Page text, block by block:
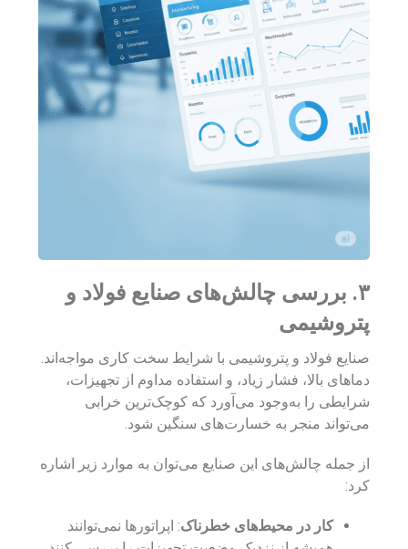
۳. بررسی چالش‌های صنایع فولاد و
پتروشیمی
صنایع فولاد و پتروشیمی با شرایط سخت کاری مواجه‌اند.
دماهای بالا، فشار زیاد، و استفاده مداوم از تجهیزات،
شرایطی را به‌وجود می‌آورد که کوچک‌ترین خرابی
می‌تواند منجر به خسارت‌های سنگین شود.
از جمله چالش‌های این صنایع می‌توان به موارد زیر اشاره
کرد:
کار در محیط‌های خطرناک: اپراتورها نمی‌توانند